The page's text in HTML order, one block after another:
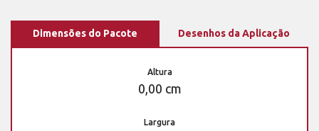
Dimensões do Pacote Desenhos da Aplicação
Altura
0,00 cm
Largura